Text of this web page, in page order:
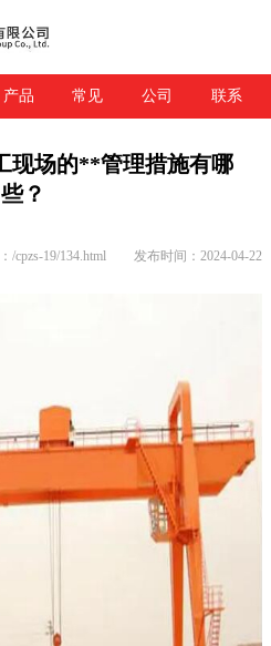
产品 常见 公司 联系
现场的**管理措施有哪
些？
发布时间：2024-04-22
/cpzs-19/134.html